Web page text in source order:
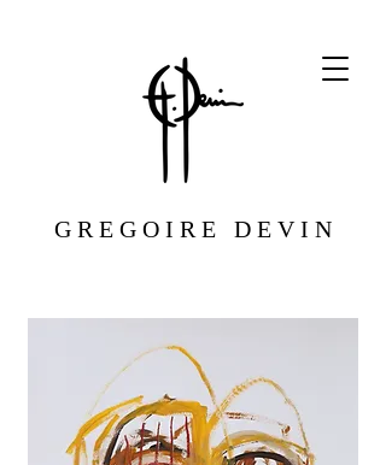
G R E G O I R E D E V I N